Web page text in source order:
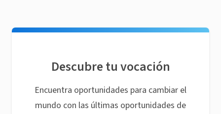
Descubre tu vocación
Encuentra oportunidades para cambiar el
mundo con las últimas oportunidades de